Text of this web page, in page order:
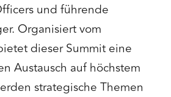
und führende
Organisiert vom
dieser Summit eine
Austausch auf höchstem
strategische Themen